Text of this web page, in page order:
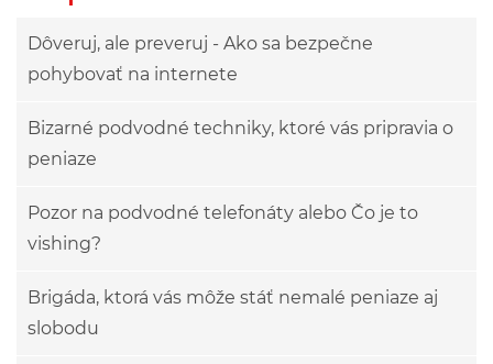
Dôveruj, ale preveruj - Ako sa bezpečne
pohybovať na internete
Bizarné podvodné techniky, ktoré vás pripravia o
peniaze
Pozor na podvodné telefonáty alebo Čo je to
vishing?
Brigáda, ktorá vás môže stáť nemalé peniaze aj
slobodu